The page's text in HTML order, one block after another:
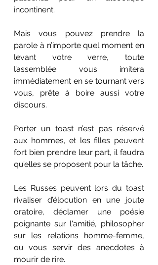
incontinent.
Mais vous pouvez prendre la
parole à n’importe quel moment en
levant votre verre, toute
l’assemblée vous imitera
immédiatement en se tournant vers
vous, prête à boire aussi votre
discours.
Porter un toast n’est pas réservé
aux hommes, et les filles peuvent
fort bien prendre leur part, il faudra
qu’elles se proposent pour la tâche.
Les Russes peuvent lors du toast
rivaliser d’élocution en une joute
oratoire, déclamer une poésie
poignante sur l'amitié, philosopher
sur les relations homme-femme,
ou vous servir des anecdotes à
mourir de rire.